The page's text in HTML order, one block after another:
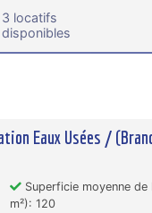
3 locatifs
disponibles
Eaux Usées /
Superficie moyenne
m²): 120